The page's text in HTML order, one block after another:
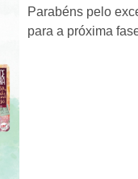
Parabéns pelo
para a próxima